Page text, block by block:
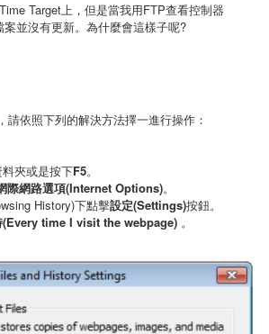
Target上，但是當我用FTP查看控制器
並沒有更新。為什麼會這樣子呢?
請依照下列的解決方法擇一進行操作：
夾或是按下F5。
際網路選項(Internet Options)。
History)下點擊設定(Settings)按鈕。
(Every time I visit the webpage) 。